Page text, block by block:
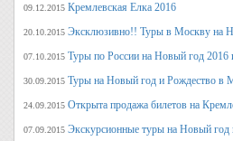
09.12.2015 Кремлевская Елка 2016
20.10.2015 Эксклюзивно!! Туры в Москву на
07.10.2015 Туры по России на Новый год 2016
30.09.2015 Туры на Новый год и Рождество в
24.09.2015 Открыта продажа билетов на
07.09.2015 Экскурсионные туры на Новый год